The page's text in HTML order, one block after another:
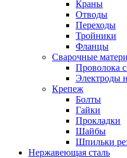
Краны
Отводы
Переходы
Тройники
Фланцы
Сварочные
Проволока
Электроды
Крепеж
Болты
Гайки
Прокладки
Шайбы
Шпильки
Нержавеющая сталь